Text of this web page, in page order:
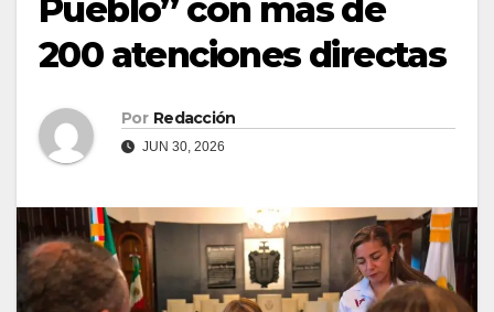
Pueblo” con más de
200 atenciones directas
Por Redacción
JUN 30, 2026